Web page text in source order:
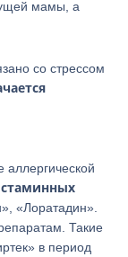
мамы, а
со стрессом
аллергической
«Лоратадин».
Такие
в период